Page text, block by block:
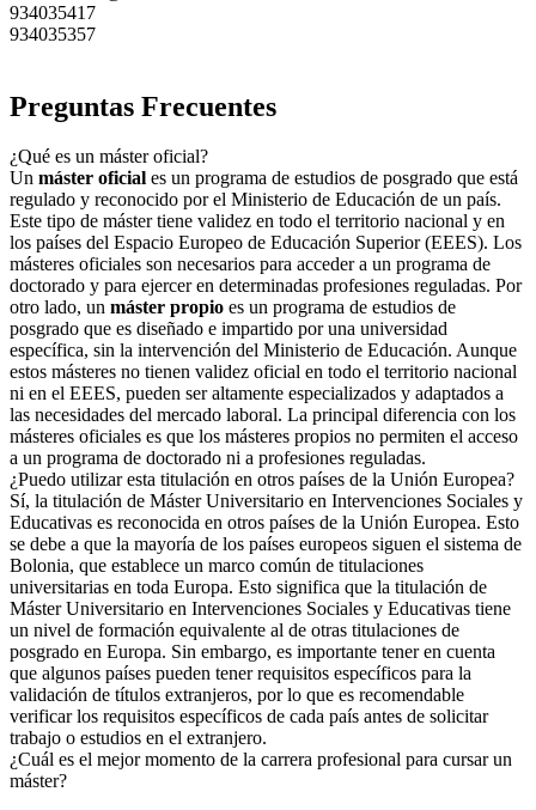
934035417
934035357
Preguntas Frecuentes
¿Qué es un máster oficial?
Un máster oficial es un programa de estudios de posgrado que está
regulado y reconocido por el Ministerio de Educación de un país.
Este tipo de máster tiene validez en todo el territorio nacional y en
los países del Espacio Europeo de Educación Superior (EEES). Los
másteres oficiales son necesarios para acceder a un programa de
doctorado y para ejercer en determinadas profesiones reguladas. Por
otro lado, un máster propio es un programa de estudios de
posgrado que es diseñado e impartido por una universidad
específica, sin la intervención del Ministerio de Educación. Aunque
estos másteres no tienen validez oficial en todo el territorio nacional
ni en el EEES, pueden ser altamente especializados y adaptados a
las necesidades del mercado laboral. La principal diferencia con los
másteres oficiales es que los másteres propios no permiten el acceso
a un programa de doctorado ni a profesiones reguladas.
¿Puedo utilizar esta titulación en otros países de la Unión Europea?
Sí, la titulación de Máster Universitario en Intervenciones Sociales y
Educativas es reconocida en otros países de la Unión Europea. Esto
se debe a que la mayoría de los países europeos siguen el sistema de
Bolonia, que establece un marco común de titulaciones
universitarias en toda Europa. Esto significa que la titulación de
Máster Universitario en Intervenciones Sociales y Educativas tiene
un nivel de formación equivalente al de otras titulaciones de
posgrado en Europa. Sin embargo, es importante tener en cuenta
que algunos países pueden tener requisitos específicos para la
validación de títulos extranjeros, por lo que es recomendable
verificar los requisitos específicos de cada país antes de solicitar
trabajo o estudios en el extranjero.
¿Cuál es el mejor momento de la carrera profesional para cursar un
máster?